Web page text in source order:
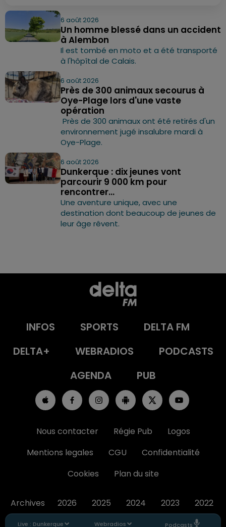
Live : Dunkerque Webradios Podcasts
6 août 2026
Un homme blessé dans un accident
à Alembon
Il est tombé en moto et a été transporté
à l'hôpîtal de Calais.
6 août 2026
Près de 300 animaux secourus à
Oye-Plage lors d'une vaste
opération
Près de 300 animaux ont été retirés d'un
environnement jugé insalubre mardi à
Oye-Plage.
6 août 2026
Dunkerque : dix jeunes vont
parcourir 9 000 km pour
rencontrer...
Une aventure unique, avec une
destination dont beaucoup de jeunes de
leur âge rêvent.
INFOS SPORTS
DELTA FM
DELTA+
WEBRADIOS
PODCASTS
AGENDA
PUB
Nous contacter Régie Pub
Logos
Mentions legales
CGU
Confidentialité
Cookies
Plan du site
Archives 2026 2025 2024 2023 2022